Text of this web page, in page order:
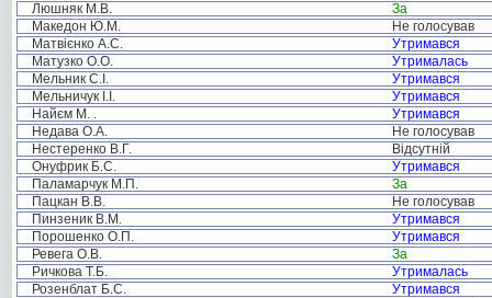
Люшняк М.В.
За
Македон Ю.М.
Не голосував
Матвієнко А.С.
Утримався
Матузко О.О.
Утрималась
Мельник С.І.
Утримався
Мельничук І.І.
Утримався
Найєм М. .
Утримався
Недава О.А.
Не голосував
Нестеренко В.Г.
Відсутній
Онуфрик Б.С.
Утримався
Паламарчук М.П.
За
Пацкан В.В.
Не голосував
Пинзеник В.М.
Утримався
Порошенко О.П.
Утримався
Ревега О.В.
За
Ричкова Т.Б.
Утрималась
Розенблат Б.С.
Утримався